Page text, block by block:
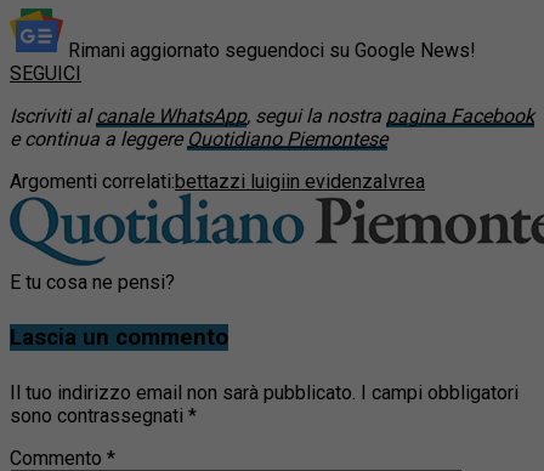
Rimani aggiornato seguendoci su Google News!
SEGUICI
Iscriviti alcanale WhatsApp, segui la nostra pagina Facebook
e continua a leggere Quotidiano Piemontese
Argomenti correlati:bettazzi luigiin evidenzaIvrea
E tu cosa ne pensi?
Lascia un commento
Il tuo indirizzo email non sarà pubblicato. I campi obbligatori
sono contrassegnati *
Commento *